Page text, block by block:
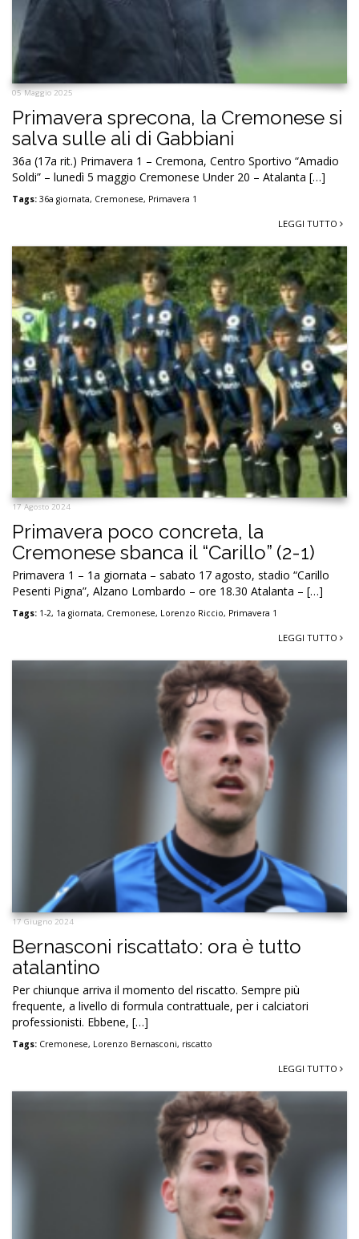
05 Maggio 2025
Primavera sprecona, la Cremonese si
salva sulle ali di Gabbiani
36a (17a rit.) Primavera 1 – Cremona, Centro Sportivo “Amadio
Soldi” – lunedì 5 maggio Cremonese Under 20 – Atalanta […]
Tags: 36a giornata, Cremonese, Primavera 1
LEGGI TUTTO
17 Agosto 2024
Primavera poco concreta, la
Cremonese sbanca il “Carillo” (2-1)
Primavera 1 – 1a giornata – sabato 17 agosto, stadio “Carillo
Pesenti Pigna”, Alzano Lombardo – ore 18.30 Atalanta – […]
Tags: 1-2, 1a giornata, Cremonese, Lorenzo Riccio, Primavera 1
LEGGI TUTTO
17 Giugno 2024
Bernasconi riscattato: ora è tutto
atalantino
Per chiunque arriva il momento del riscatto. Sempre più
frequente, a livello di formula contrattuale, per i calciatori
professionisti. Ebbene, […]
Tags: Cremonese, Lorenzo Bernasconi, riscatto
LEGGI TUTTO